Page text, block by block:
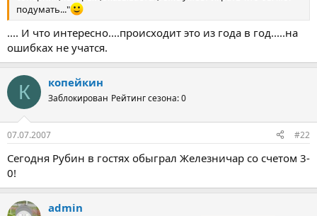
подумать..."
.... И что интересно....происходит это из года в год.....на
ошибках не учатся.
К копейкин
Заблокирован Рейтинг сезона: 0
07.07.2007 #22
Сегодня Рубин в гостях обыграл Железничар со счетом 3-
0!
admin